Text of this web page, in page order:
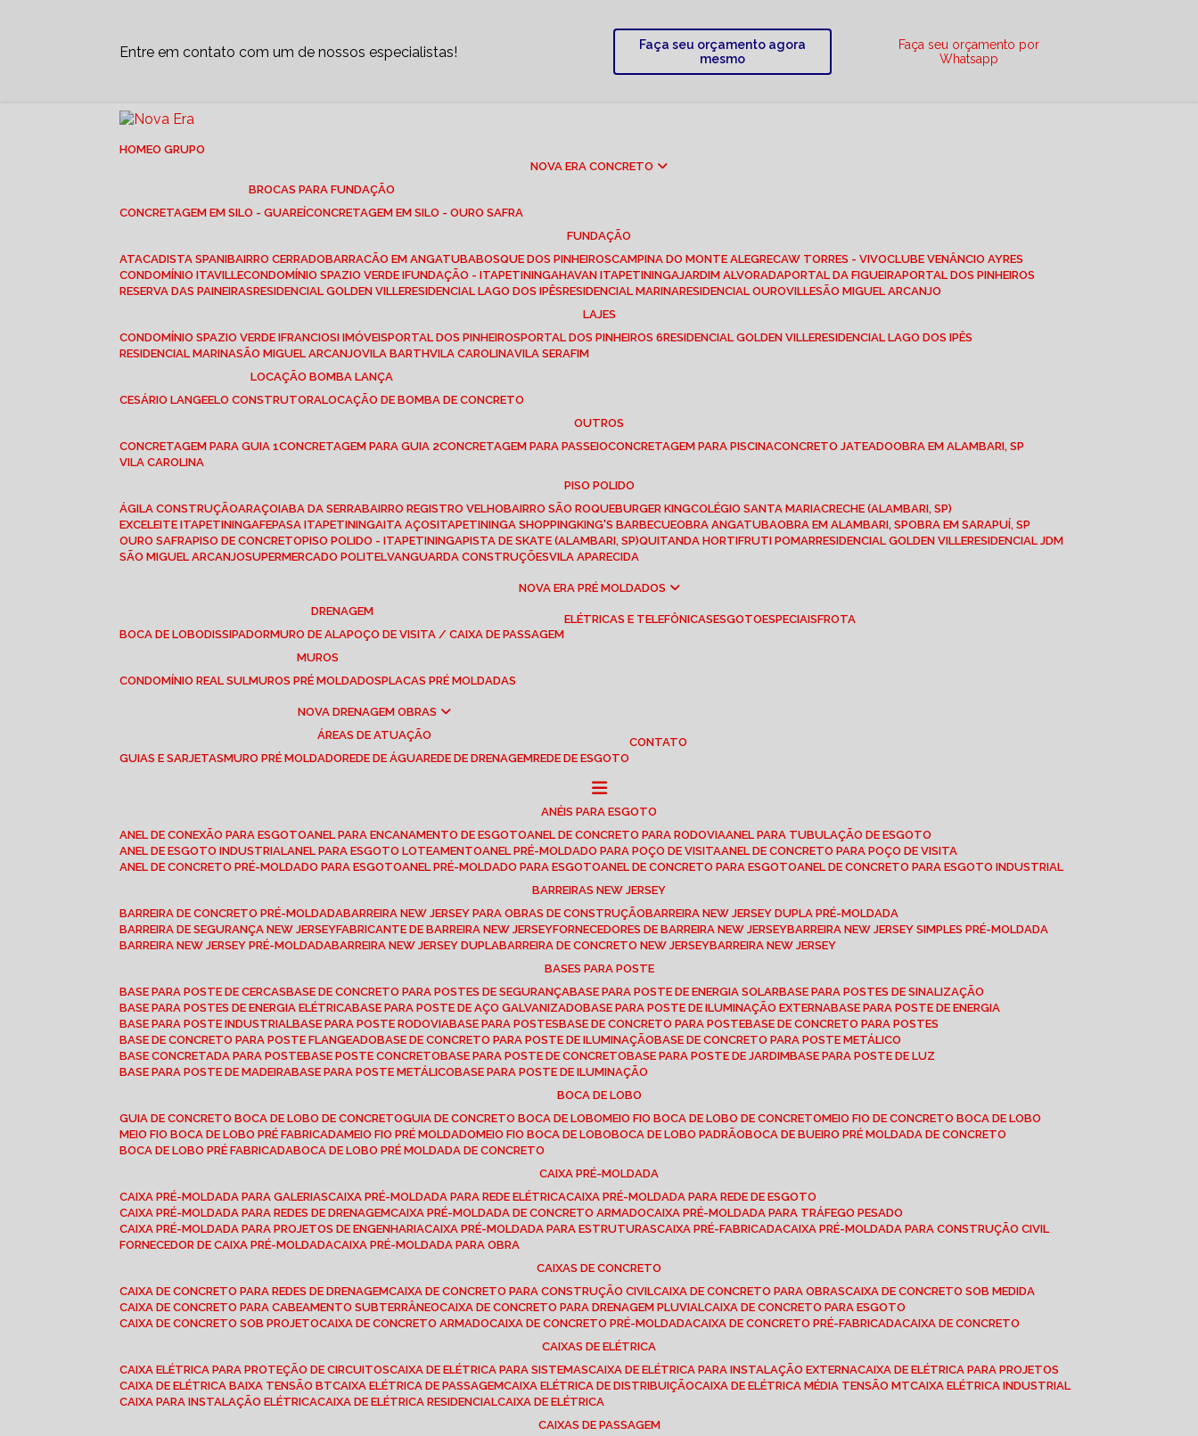
Entre em contato com um de nossos especialistas!
Faça seu orçamento agora
mesmo
Faça seu orçamento por
Whatsapp
HOME
O GRUPO
NOVA ERA CONCRETO
BROCAS PARA FUNDAÇÃO
CONCRETAGEM EM SILO - GUAREÍ CONCRETAGEM EM SILO - OURO SAFRA
FUNDAÇÃO
ATACADISTA SPANI BAIRRO CERRADO BARRACÃO EM ANGATUBA BOSQUE DOS PINHEIROS CAMPINA DO MONTE ALEGRE CAW TORRES - VIVO CLUBE VENÂNCIO AYRES
CONDOMÍNIO ITAVILLE CONDOMÍNIO SPAZIO VERDE I FUNDAÇÃO - ITAPETININGA HAVAN ITAPETININGA JARDIM ALVORADA PORTAL DA FIGUEIRA PORTAL DOS PINHEIROS
RESERVA DAS PAINEIRAS RESIDENCIAL GOLDEN VILLE RESIDENCIAL LAGO DOS IPÊS RESIDENCIAL MARINA RESIDENCIAL OUROVILLE SÃO MIGUEL ARCANJO
LAJES
CONDOMÍNIO SPAZIO VERDE I FRANCIOSI IMÓVEIS PORTAL DOS PINHEIROS PORTAL DOS PINHEIROS 6 RESIDENCIAL GOLDEN VILLE RESIDENCIAL LAGO DOS IPÊS
RESIDENCIAL MARINA SÃO MIGUEL ARCANJO VILA BARTH VILA CAROLINA VILA SERAFIM
LOCAÇÃO BOMBA LANÇA
CESÁRIO LANGE ELO CONSTRUTORA LOCAÇÃO DE BOMBA DE CONCRETO
OUTROS
CONCRETAGEM PARA GUIA 1 CONCRETAGEM PARA GUIA 2 CONCRETAGEM PARA PASSEIO CONCRETAGEM PARA PISCINA CONCRETO JATEADO
OBRA EM ALAMBARI, SP
VILA CAROLINA
PISO POLIDO
ÁGILA CONSTRUÇÃO ARAÇOIABA DA SERRA BAIRRO REGISTRO VELHO BAIRRO SÃO ROQUE BURGER KING COLÉGIO SANTA MARIA CRECHE (ALAMBARI, SP)
EXCELEITE ITAPETININGA FEPASA ITAPETININGA ITA AÇOS ITAPETININGA SHOPPING KING'S BARBECUE OBRA ANGATUBA OBRA EM ALAMBARI, SP
OBRA EM SARAPUÍ, SP
OURO SAFRA PISO DE CONCRETO PISO POLIDO - ITAPETININGA PISTA DE SKATE (ALAMBARI, SP) QUITANDA HORTIFRUTI POMAR RESIDENCIAL GOLDEN VILLE RESIDENCIAL JDM
SÃO MIGUEL ARCANJO SUPERMERCADO POLITEL VANGUARDA CONSTRUÇÕES VILA APARECIDA
NOVA ERA PRÉ MOLDADOS
DRENAGEM
BOCA DE LOBO DISSIPADOR MURO DE ALA POÇO DE VISITA / CAIXA DE PASSAGEM
ELÉTRICAS E TELEFÔNICAS ESGOTO ESPECIAIS FROTA
MUROS
CONDOMÍNIO REAL SUL
MUROS PRÉ MOLDADOS PLACAS PRÉ MOLDADAS
NOVA DRENAGEM OBRAS
ÁREAS DE ATUAÇÃO
GUIAS E SARJETAS
MURO PRÉ MOLDADO REDE DE ÁGUA REDE DE DRENAGEM REDE DE ESGOTO
CONTATO
ANÉIS PARA ESGOTO
ANEL DE CONEXÃO PARA ESGOTO ANEL PARA ENCANAMENTO DE ESGOTO ANEL DE CONCRETO PARA RODOVIA ANEL PARA TUBULAÇÃO DE ESGOTO
ANEL DE ESGOTO INDUSTRIAL ANEL PARA ESGOTO LOTEAMENTO ANEL PRÉ-MOLDADO PARA POÇO DE VISITA ANEL DE CONCRETO PARA POÇO DE VISITA
ANEL DE CONCRETO PRÉ-MOLDADO PARA ESGOTO ANEL PRÉ-MOLDADO PARA ESGOTO ANEL DE CONCRETO PARA ESGOTO ANEL DE CONCRETO PARA ESGOTO INDUSTRIAL
BARREIRAS NEW JERSEY
BARREIRA DE CONCRETO PRÉ-MOLDADA BARREIRA NEW JERSEY PARA OBRAS DE CONSTRUÇÃO BARREIRA NEW JERSEY DUPLA PRÉ-MOLDADA
BARREIRA DE SEGURANÇA NEW JERSEY FABRICANTE DE BARREIRA NEW JERSEY FORNECEDORES DE BARREIRA NEW JERSEY BARREIRA NEW JERSEY SIMPLES PRÉ-MOLDADA
BARREIRA NEW JERSEY PRÉ-MOLDADA BARREIRA NEW JERSEY DUPLA BARREIRA DE CONCRETO NEW JERSEY BARREIRA NEW JERSEY
BASES PARA POSTE
BASE PARA POSTE DE CERCAS BASE DE CONCRETO PARA POSTES DE SEGURANÇA BASE PARA POSTE DE ENERGIA SOLAR BASE PARA POSTES DE SINALIZAÇÃO
BASE PARA POSTES DE ENERGIA ELÉTRICA BASE PARA POSTE DE AÇO GALVANIZADO BASE PARA POSTE DE ILUMINAÇÃO EXTERNA BASE PARA POSTE DE ENERGIA
BASE PARA POSTE INDUSTRIAL BASE PARA POSTE RODOVIA BASE PARA POSTES BASE DE CONCRETO PARA POSTE BASE DE CONCRETO PARA POSTES
BASE DE CONCRETO PARA POSTE FLANGEADO BASE DE CONCRETO PARA POSTE DE ILUMINAÇÃO BASE DE CONCRETO PARA POSTE METÁLICO
BASE CONCRETADA PARA POSTE BASE POSTE CONCRETO BASE PARA POSTE DE CONCRETO BASE PARA POSTE DE JARDIM BASE PARA POSTE DE LUZ
BASE PARA POSTE DE MADEIRA BASE PARA POSTE METÁLICO BASE PARA POSTE DE ILUMINAÇÃO
BOCA DE LOBO
GUIA DE CONCRETO BOCA DE LOBO DE CONCRETO
GUIA DE CONCRETO BOCA DE LOBO MEIO FIO BOCA DE LOBO DE CONCRETO
MEIO FIO DE CONCRETO BOCA DE LOBO
MEIO FIO BOCA DE LOBO PRÉ FABRICADA
MEIO FIO PRÉ MOLDADO MEIO FIO BOCA DE LOBO BOCA DE LOBO PADRÃO BOCA DE BUEIRO PRÉ MOLDADA DE CONCRETO
BOCA DE LOBO PRÉ FABRICADA BOCA DE LOBO PRÉ MOLDADA DE CONCRETO
CAIXA PRÉ-MOLDADA
CAIXA PRÉ-MOLDADA PARA GALERIAS CAIXA PRÉ-MOLDADA PARA REDE ELÉTRICA CAIXA PRÉ-MOLDADA PARA REDE DE ESGOTO
CAIXA PRÉ-MOLDADA PARA REDES DE DRENAGEM CAIXA PRÉ-MOLDADA DE CONCRETO ARMADO CAIXA PRÉ-MOLDADA PARA TRÁFEGO PESADO
CAIXA PRÉ-MOLDADA PARA PROJETOS DE ENGENHARIA CAIXA PRÉ-MOLDADA PARA ESTRUTURAS CAIXA PRÉ-FABRICADA CAIXA PRÉ-MOLDADA PARA CONSTRUÇÃO CIVIL
FORNECEDOR DE CAIXA PRÉ-MOLDADA CAIXA PRÉ-MOLDADA PARA OBRA
CAIXAS DE CONCRETO
CAIXA DE CONCRETO PARA REDES DE DRENAGEM CAIXA DE CONCRETO PARA CONSTRUÇÃO CIVIL CAIXA DE CONCRETO PARA OBRAS CAIXA DE CONCRETO SOB MEDIDA
CAIXA DE CONCRETO PARA CABEAMENTO SUBTERRÂNEO CAIXA DE CONCRETO PARA DRENAGEM PLUVIAL CAIXA DE CONCRETO PARA ESGOTO
CAIXA DE CONCRETO SOB PROJETO CAIXA DE CONCRETO ARMADO CAIXA DE CONCRETO PRÉ-MOLDADA CAIXA DE CONCRETO PRÉ-FABRICADA CAIXA DE CONCRETO
CAIXAS DE ELÉTRICA
CAIXA ELÉTRICA PARA PROTEÇÃO DE CIRCUITOS CAIXA DE ELÉTRICA PARA SISTEMAS CAIXA DE ELÉTRICA PARA INSTALAÇÃO EXTERNA CAIXA DE ELÉTRICA PARA PROJETOS
CAIXA DE ELÉTRICA BAIXA TENSÃO BT CAIXA ELÉTRICA DE PASSAGEM CAIXA ELÉTRICA DE DISTRIBUIÇÃO CAIXA DE ELÉTRICA MÉDIA TENSÃO MT CAIXA ELÉTRICA INDUSTRIAL
CAIXA PARA INSTALAÇÃO ELÉTRICA CAIXA DE ELÉTRICA RESIDENCIAL CAIXA DE ELÉTRICA
CAIXAS DE PASSAGEM